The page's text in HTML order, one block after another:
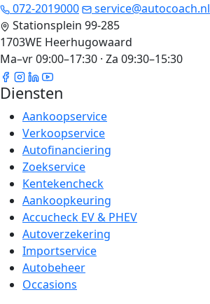
072-2019000
service@autocoach.nl
Stationsplein 99-285
1703WE Heerhugowaard
Ma–vr 09:00–17:30 · Za 09:30–15:30
Diensten
Aankoopservice
Verkoopservice
Autofinanciering
Zoekservice
Kentekencheck
Aankoopkeuring
Accucheck EV & PHEV
Autoverzekering
Importservice
Autobeheer
Occasions